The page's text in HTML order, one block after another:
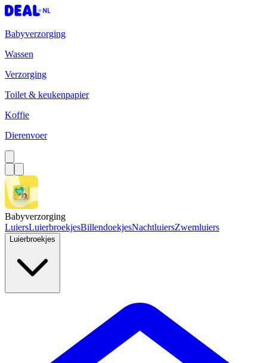
Babyverzorging
Wassen
Verzorging
Toilet & keukenpapier
Koffie
Dierenvoer
Babyverzorging
LuiersLuierbroekjesBillendoekjesNachtluiersZwemluiers
Luierbroekjes